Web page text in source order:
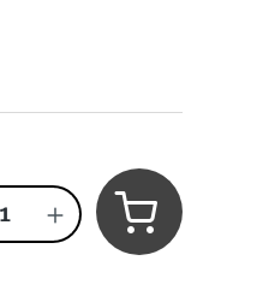
Anzahl: Gib den